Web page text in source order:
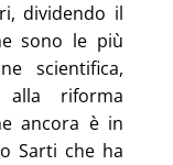
dividendo il
sono le più
scientifica,
alla riforma
ancora è in
Sarti che ha